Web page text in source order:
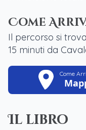
Come
Il percorso si
15 minuti da
Come
Il libro